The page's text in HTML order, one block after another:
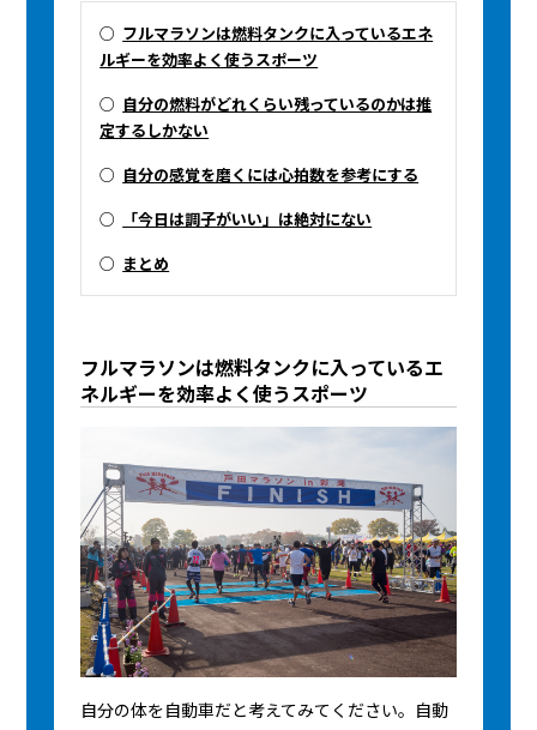
○ フルマラソンは燃料タンクに入っているエネ
ルギーを効率よく使うスポーツ
○ 自分の燃料がどれくらい残っているのかは推
定するしかない
○ 自分の感覚を磨くには心拍数を参考にする
○
「今日は調子がいい」は絶対にない
○ まとめ
フルマラソンは燃料タンクに入っているエ
ネルギーを効率よく使うスポーツ
自分の体を自動車だと考えてみてください。自動